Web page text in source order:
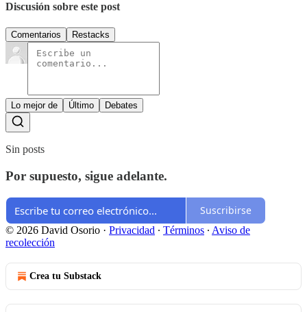
Discusión sobre este post
Comentarios Restacks
Lo mejor de Último Debates
Sin posts
Por supuesto, sigue adelante.
Suscribirse
© 2026 David Osorio · Privacidad ∙ Términos ∙ Aviso de
recolección
Crea tu Substack